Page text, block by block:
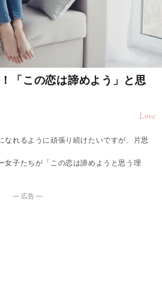
「この恋は諦めよう」と思
Love
なれるように頑張り続けたいですが、片思
女子たちが「この恋は諦めようと思う理
― 広告 ―